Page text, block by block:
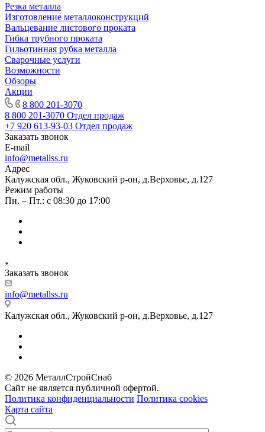
Резка металла
Изготовление металлоконструкций
Вальцевание листового проката
Гибка трубного проката
Гильотинная рубка металла
Сварочные услуги
Возможности
Обзоры
Акции
8 800 201-3070
8 800 201-3070 Отдел продаж
+7 920 613-93-03 Отдел продаж
Заказать звонок
E-mail
info@metallss.ru
Адрес
Калужская обл., Жуковский р-он, д.Верховье, д.127
Режим работы
Пн. – Пт.: с 08:30 до 17:00
Заказать звонок
info@metallss.ru
Калужская обл., Жуковский р-он, д.Верховье, д.127
© 2026 МеталлСтройСнаб
Сайт не является публичной офертой.
Политика конфиденциальности Политика cookies
Карта сайта